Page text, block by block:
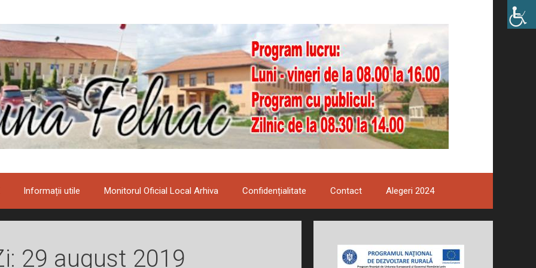
Informații utile Monitorul Oficial Local Arhiva Confidențialitate Contact Alegeri 2024
29 august 2019